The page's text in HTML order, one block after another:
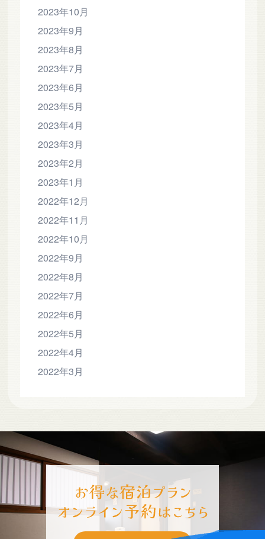
2023年10月
2023年9月
2023年8月
2023年7月
2023年6月
2023年5月
2023年4月
2023年3月
2023年2月
2023年1月
2022年12月
2022年11月
2022年10月
2022年9月
2022年8月
2022年7月
2022年6月
2022年5月
2022年4月
2022年3月